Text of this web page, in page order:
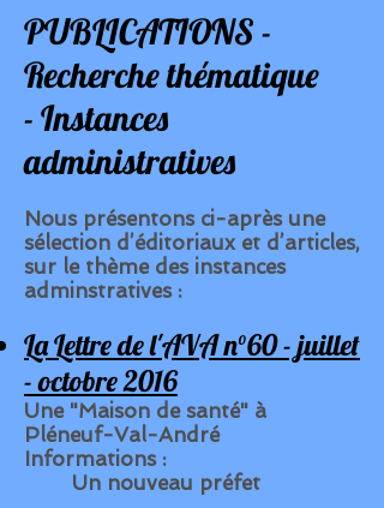
PUBLICATIONS -
Recherche thématique
- Instances
administratives
Nous présentons ci-après une
sélection d’éditoriaux et d’articles,
sur le thème des instances
adminstratives :
La Lettre de l'AVA n°60- juillet
- octobre 2016
Une "Maison de santé" à
Pléneuf-Val-André
Informations :
Un nouveau préfet